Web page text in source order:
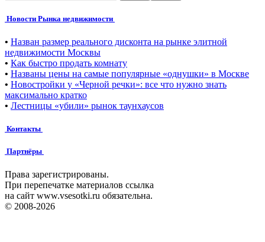
Новости Рынка недвижимости
• Назван размер реального дисконта на рынке элитной
недвижимости Москвы
• Как быстро продать комнату
• Названы цены на самые популярные «однушки» в Москве
• Новостройки у «Черной речки»: все что нужно знать
максимально кратко
• Лестницы «убили» рынок таунхаусов
Контакты
Партнёры
Права зарегистрированы.
При перепечатке материалов ссылка
на сайт www.vsesotki.ru обязательна.
© 2008-2026